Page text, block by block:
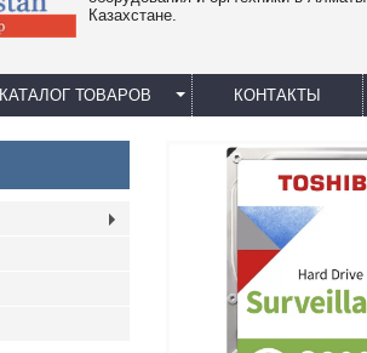
Казахстане.
КАТАЛОГ ТОВАРОВ КОНТАКТЫ